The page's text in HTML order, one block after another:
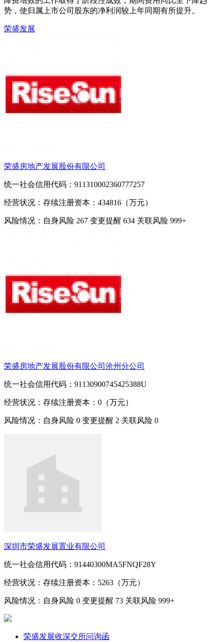
势，使归属上市公司股东的净利润较上年同期有所提升。
荣盛发展
荣盛房地产发展股份有限公司
统一社会信用代码：911310002360777257
经营状况：存续注册资本：434816（万元）
风险情况：自身风险 267 变更提醒 634 关联风险 999+
荣盛房地产发展股份有限公司沧州分公司
统一社会信用代码：91130900745425388U
经营状况：存续注册资本：0（万元）
风险情况：自身风险 0 变更提醒 2 关联风险 0
深圳市荣盛发展置业有限公司
统一社会信用代码：91440300MA5FNQF28Y
经营状况：存续注册资本：5263（万元）
风险情况：自身风险 0 变更提醒 73 关联风险 999+
荣盛发展收深交所问询函